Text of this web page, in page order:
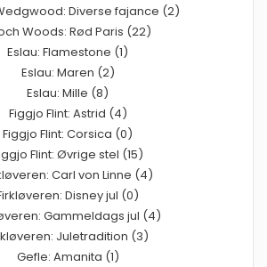
Diverse fajance (2)
Woods: Rød Paris (22)
Eslau: Flamestone (1)
Eslau: Maren (2)
Eslau: Mille (8)
Figgjo Flint: Astrid (4)
Figgjo Flint: Corsica (0)
Flint: Øvrige stel (15)
Carl von Linne (4)
Disney jul (0)
Gammeldags jul (4)
Juletradition (3)
Gefle: Amanita (1)